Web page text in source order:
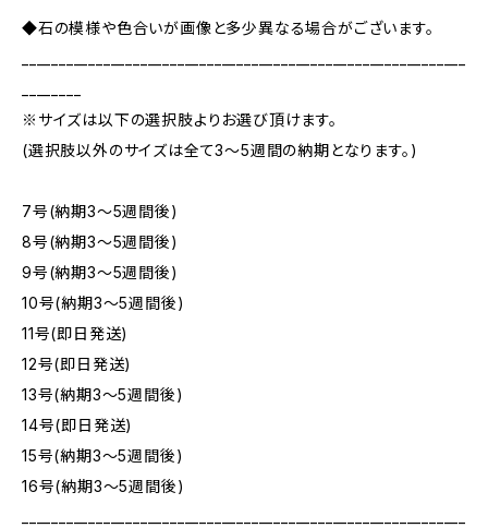
◆石の模様や色合いが画像と多少異なる場合がございます。
※サイズは以下の選択肢よりお選び頂けます。
(選択肢以外のサイズは全て3～5週間の納期となります。)
7号(納期3～5週間後)
8号(納期3～5週間後)
9号(納期3～5週間後)
10号(納期3～5週間後)
11号(即日発送)
12号(即日発送)
13号(納期3～5週間後)
14号(即日発送)
15号(納期3～5週間後)
16号(納期3～5週間後)